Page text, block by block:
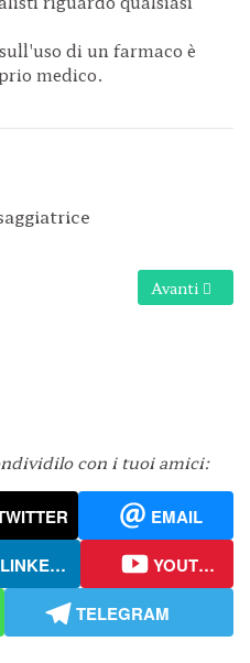
di un farmaco è
medico.
Californiano Articolo
Avanti
con i tuoi amici:
EMAIL
LINKEDIN
YOUTUBE
TELEGRAM